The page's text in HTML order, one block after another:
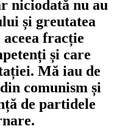
niciodată nu au
și greutatea
aceea fracție
și care
Mă iau de
comunism și
de partidele